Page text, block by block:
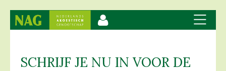
SCHRIJF JE NU IN VOOR DE